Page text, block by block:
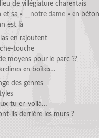
de villégiature charentais
et sa «
__notre dame » en béton
est là
en rajoutent
touche
moyens pour le parc ??
en boîtes…
des genres
tu en voilà…
ils derrière les murs ?